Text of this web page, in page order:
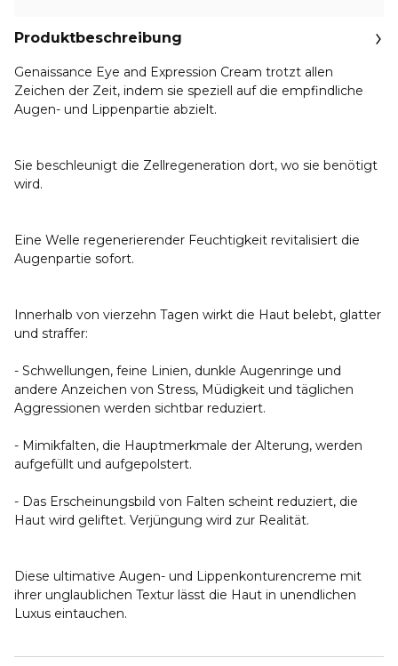
Produktbeschreibung
Genaissance Eye and Expression Cream trotzt allen
Zeichen der Zeit, indem sie speziell auf die empfindliche
Augen- und Lippenpartie abzielt.
Sie beschleunigt die Zellregeneration dort, wo sie benötigt
wird.
Eine Welle regenerierender Feuchtigkeit revitalisiert die
Augenpartie sofort.
Innerhalb von vierzehn Tagen wirkt die Haut belebt, glatter
und straffer:
- Schwellungen, feine Linien, dunkle Augenringe und
andere Anzeichen von Stress, Müdigkeit und täglichen
Aggressionen werden sichtbar reduziert.
- Mimikfalten, die Hauptmerkmale der Alterung, werden
aufgefüllt und aufgepolstert.
- Das Erscheinungsbild von Falten scheint reduziert, die
Haut wird geliftet. Verjüngung wird zur Realität.
Diese ultimative Augen- und Lippenkonturencreme mit
ihrer unglaublichen Textur lässt die Haut in unendlichen
Luxus eintauchen.